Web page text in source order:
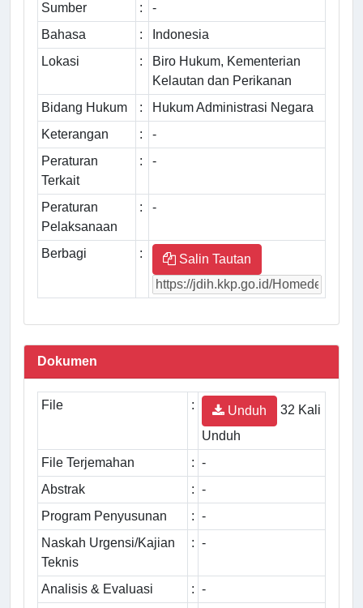
Sumber :
-
Bahasa
:
Indonesia
Lokasi
:
Biro Hukum, Kementerian
Kelautan dan Perikanan
Bidang Hukum
:
Hukum Administrasi Negara
Keterangan
:
-
Peraturan
Terkait
: -
Peraturan
Pelaksanaan
: -
Berbagi : Salin Tautan
Dokumen
File : Unduh
32 Kali
Unduh
File Terjemahan
: -
Abstrak
: -
Program Penyusunan
: -
Naskah Urgensi/Kajian
Teknis
: -
Analisis & Evaluasi : -